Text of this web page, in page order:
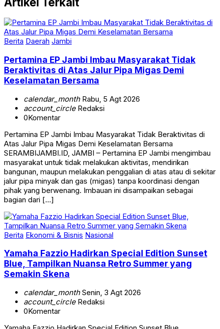
Berita Daerah Jambi
Pertamina EP Jambi Imbau Masyarakat Tidak
Beraktivitas di Atas Jalur Pipa Migas Demi
Keselamatan Bersama
calendar_monthRabu, 5 Agt 2026
account_circleRedaksi
0Komentar
Pertamina EP Jambi Imbau Masyarakat Tidak Beraktivitas di
Atas Jalur Pipa Migas Demi Keselamatan Bersama
SERAMBIJAMBI.ID, JAMBI – Pertamina EP Jambi mengimbau
masyarakat untuk tidak melakukan aktivitas, mendirikan
bangunan, maupun melakukan penggalian di atas atau di sekitar
jalur pipa minyak dan gas (migas) tanpa koordinasi dengan
pihak yang berwenang. Imbauan ini disampaikan sebagai
bagian dari […]
Berita Ekonomi & Bisnis Nasional
Yamaha Fazzio Hadirkan Special Edition Sunset
Blue, Tampilkan Nuansa Retro Summer yang
Semakin Skena
calendar_monthSenin, 3 Agt 2026
account_circleRedaksi
0Komentar